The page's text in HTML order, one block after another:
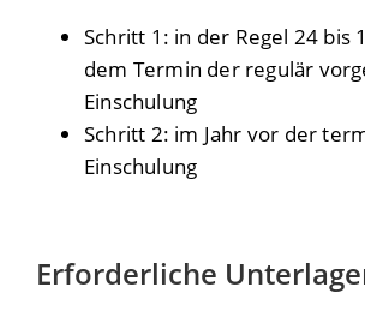
Schritt 1: in der Regel 24 bis
dem Termin der regulär
Einschulung
Schritt 2: im Jahr vor der
Einschulung
Erforderliche